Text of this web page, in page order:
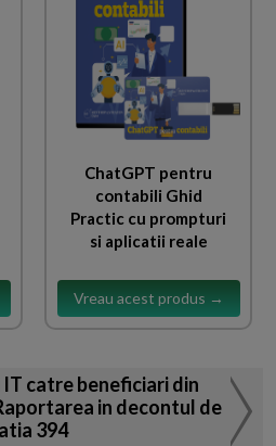
ChatGPT pentru
contabili Ghid
Practic cu prompturi
si aplicatii reale
Vreau acest produs →
catre beneficiari din
in decontul de
394